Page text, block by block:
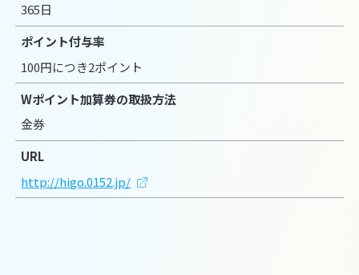
365日
ポイント付与率
100円につき2ポイント
Wポイント加算券の取扱方法
金券
URL
http://higo.0152.jp/